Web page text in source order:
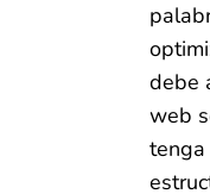
debe
web
tenga